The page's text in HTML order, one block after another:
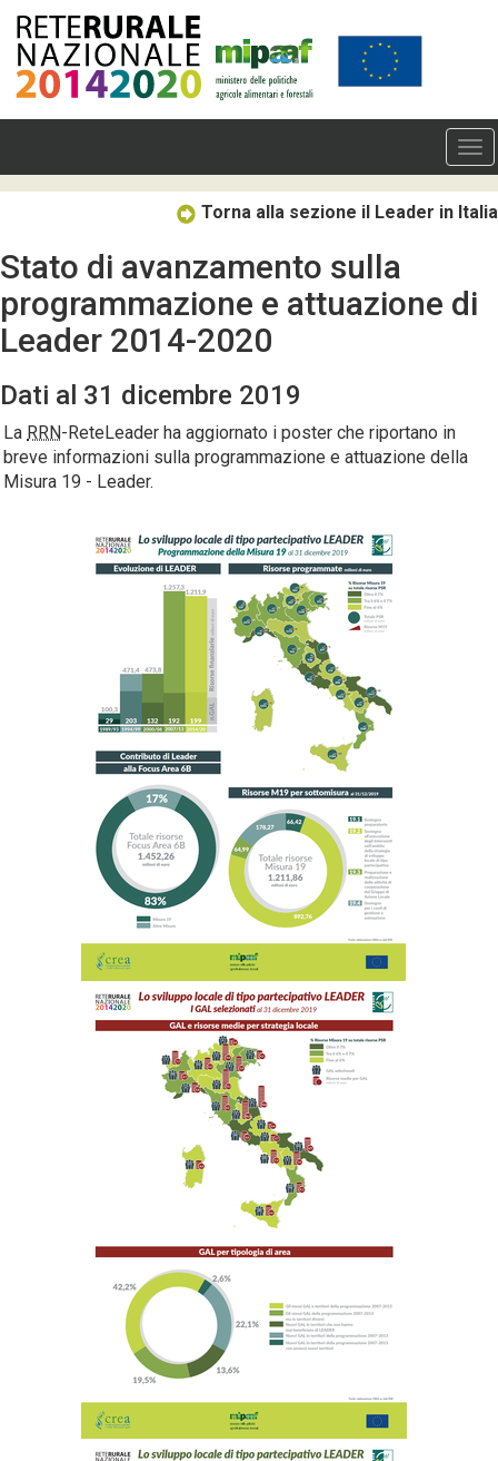
Torna alla sezione il Leader in Italia
Stato di avanzamento sulla
programmazione e attuazione di
Leader 2014-2020
Dati al 31 dicembre 2019
La RRN-ReteLeader ha aggiornato i poster che riportano in
breve informazioni sulla programmazione e attuazione della
Misura 19 - Leader.